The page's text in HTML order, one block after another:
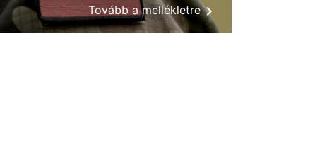
Tovább a mellékletre